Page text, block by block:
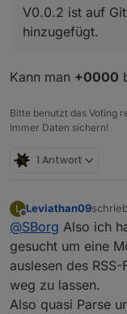
den
Filter
rausfällt ?
Kleiner
(noch) jede
anzulegen,
ich noch
einfach
Zum Update:
JS den
neue JS-
den
Dann spart
V0.0.2 ist auf
hinzugefügt.
Kann man +0000
Bitte benutzt das Voting
Immer Daten sichern!
1 Antwort
L
Offline
Leviathan09
@SBorg Also ich
gesucht um eine
auslesen des
weg zu lassen.
Also quasi Parse